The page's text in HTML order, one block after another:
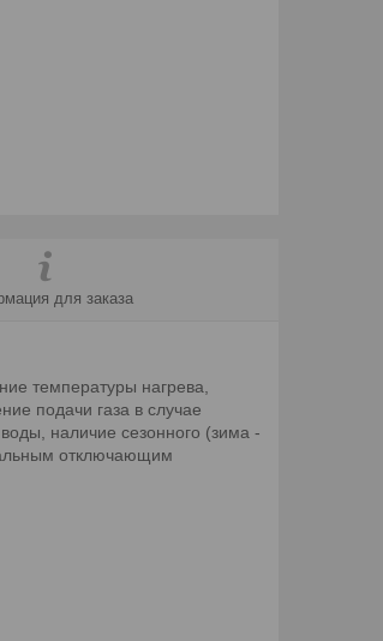
для заказа
температуры нагрева,
подачи газа в случае
наличие сезонного (зима -
отключающим